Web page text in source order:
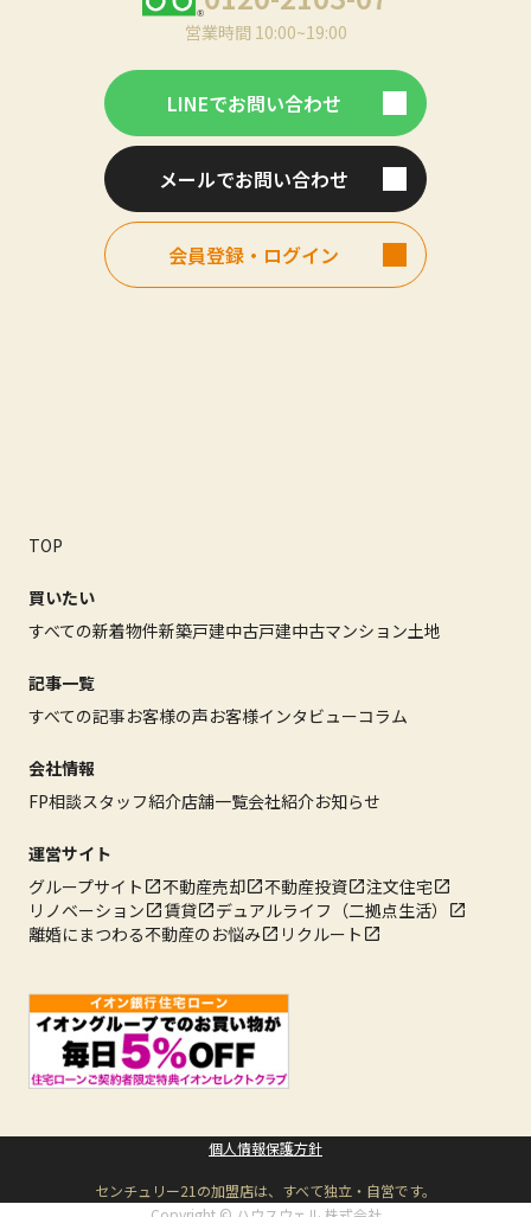
営業時間 10:00~19:00
LINEでお問い合わせ
メールでお問い合わせ
会員登録・ログイン
TOP
買いたい
すべての新着物件新築戸建中古戸建中古マンション土地
記事一覧
すべての記事お客様の声お客様インタビューコラム
会社情報
FP相談スタッフ紹介店舗一覧会社紹介お知らせ
運営サイト
グループサイト
不動産売却 不動産投資
注文住宅
リノベーション
賃貸
デュアルライフ（二拠点生活）
離婚にまつわる不動産のお悩み
リクルート
個人情報保護方針
センチュリー21の加盟店は、すべて独立・自営です。